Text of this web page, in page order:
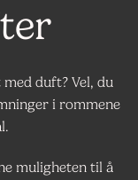
duft? Vel, du
i rommene
muligheten til å